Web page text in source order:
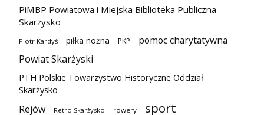
PiMBP Powiatowa i Miejska Biblioteka Publiczna
Skarżysko
Piotr Kardyś piłka nożna PKP
pomoc charytatywna
Powiat Skarżyski
PTH Polskie Towarzystwo Historyczne Oddział
Skarżysko
Rejów Retro Skarżysko rowery sport